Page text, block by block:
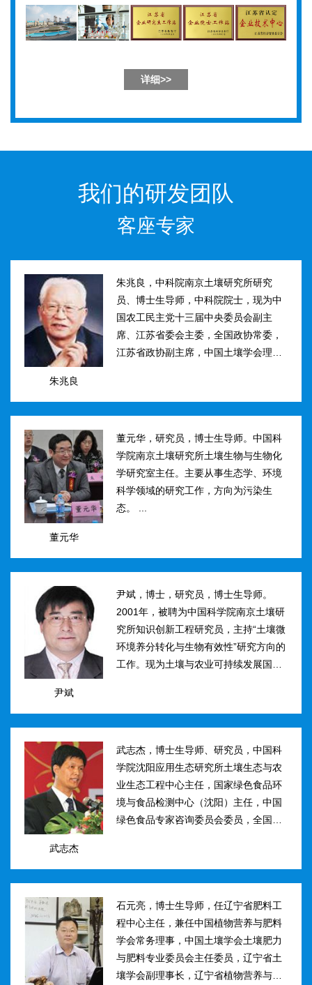
详细>>
我们的研发团队
客座专家
朱兆良
朱兆良，中科院南京土壤研究所研究
员、博士生导师，中科院院士，现为中
国农工民主党十三届中央委员会副主
席、江苏省委会主委，全国政协常委，
江苏省政协副主席，中国土壤学会理事
国家、中科院、江苏省科技进步奖和自
董元华
董元华，研究员，博士生导师。中国科
学院南京土壤研究所土壤生物与生物化
学研究室主任。主要从事生态学、环境
科学领域的研究工作，方向为污染生
态。 ...
尹斌
尹斌，博士，研究员，博士生导师。
2001年，被聘为中国科学院南京土壤研
究所知识创新工程研究员，主持“土壤微
环境养分转化与生物有效性”研究方向的
工作。现为土壤与农业可持续发展国家
影...
武志杰
武志杰，博士生导师、研究员，中国科
学院沈阳应用生态研究所土壤生态与农
业生态工程中心主任，国家绿色食品环
境与食品检测中心（沈阳）主任，中国
绿色食品专家咨询委员会委员，全国肥
学调控、新型缓控释肥料研制；土壤...
石元亮，博士生导师，任辽宁省肥料工
程中心主任，兼任中国植物营养与肥料
学会常务理事，中国土壤学会土壤肥力
与肥料专业委员会主任委员，辽宁省土
壤学会副理事长，辽宁省植物营养与肥